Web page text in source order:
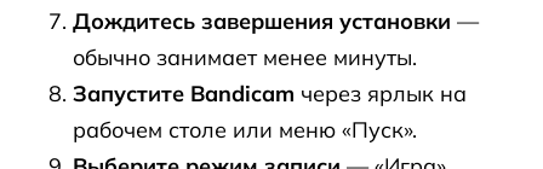
Дождитесь завершения установки —
обычно занимает менее минуты.
Запустите Bandicam через ярлык на
рабочем столе или меню «Пуск».